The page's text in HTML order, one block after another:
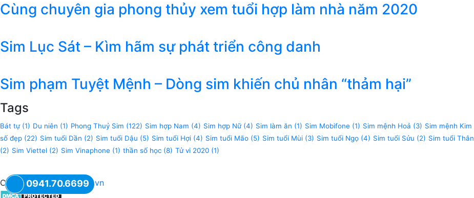
Cùng chuyên gia phong thủy xem tuổi hợp làm nhà năm 2020
Sim Lục Sát – Kìm hãm sự phát triển công danh
Sim phạm Tuyệt Mệnh – Dòng sim khiến chủ nhân “thảm hại”
Tags
Bát tự(1) Du niên (1) Phong Thuỷ Sim (122) Sim hợp Nam (4) Sim hợp Nữ(4) Sim làm ăn (1) Sim Mobifone (1) Sim mệnh Hoả (3) Sim mệnh Kim
số đẹp (22) Sim tuổi Dần (2) Sim tuổi Dậu (5) Sim tuổi Hợi (4) Sim tuổi Mão (5) Sim tuổi Mùi (3) Sim tuổi Ngọ (4) Sim tuổi Sửu (2) Sim tuổi Thân
(2) Sim Viettel (2) Sim Vinaphone (1) thần số học (8) Tử vi 2020 (1)
Copyright © 2018XSIM.vn
0941.70.6699